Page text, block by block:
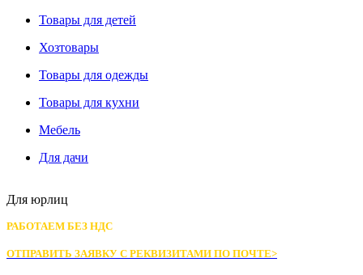
Товары для детей
Хозтовары
Товары для одежды
Товары для кухни
Мебель
Для дачи
Для юрлиц
РАБОТАЕМ БЕЗ НДС
ОТПРАВИТЬ ЗАЯВКУ С РЕКВИЗИТАМИ ПО ПОЧТЕ>